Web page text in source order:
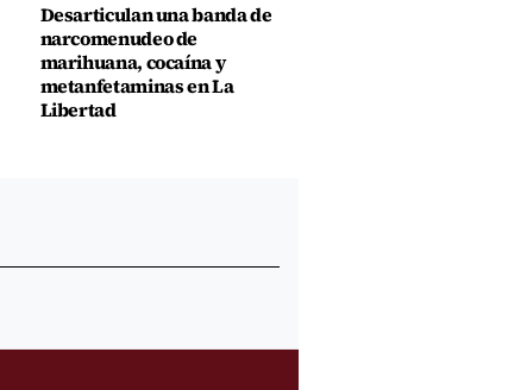
Desarticulan una banda de
narcomenudeo de
marihuana, cocaína y
metanfetaminas en La
Libertad